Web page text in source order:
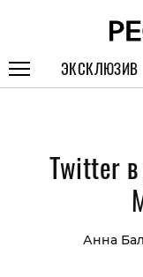
ЭКСКЛЮЗИВ
Twitter в
Анна